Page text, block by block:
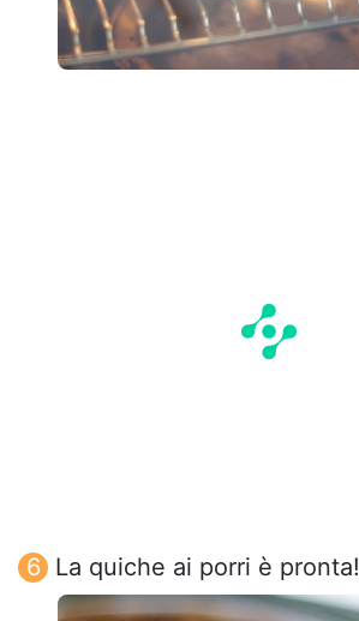
La quiche ai porri è pronta!